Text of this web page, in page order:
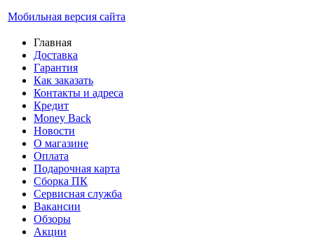
Мобильная версия сайта
Главная
Доставка
Гарантия
Как заказать
Контакты и адреса
Кредит
Money Back
Новости
О магазине
Оплата
Подарочная карта
Сборка ПК
Сервисная служба
Вакансии
Обзоры
Акции